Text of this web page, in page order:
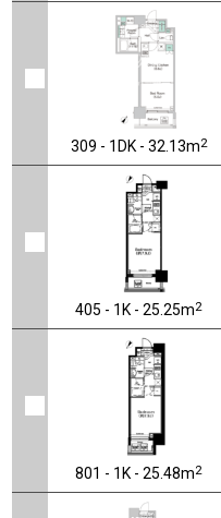
309 - 1DK - 32.13m2
405 - 1K - 25.25m2
801 - 1K - 25.48m2